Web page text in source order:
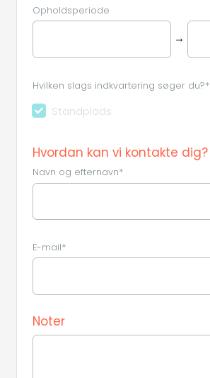
Opholdsperiode
→
Hvilken slags indkvartering søger du?*
Standplads
Hvordan kan vi kontakte dig?
Navn og efternavn*
E-mail*
Noter